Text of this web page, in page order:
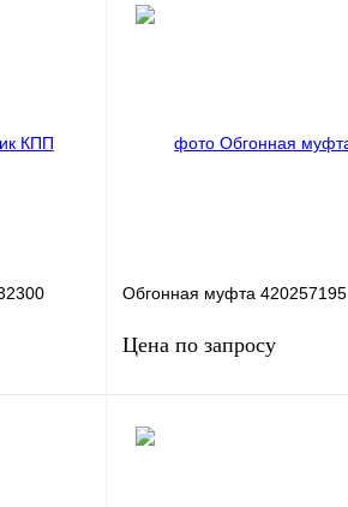
заказ В избранное Под заказ
Обгонная муфта 420257195
Цена по запросу